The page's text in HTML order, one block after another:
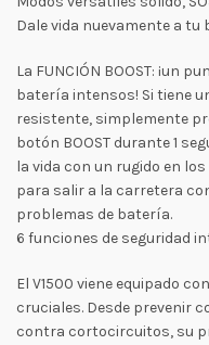
Dale vida nuevamente a tu
La FUNCIÓN BOOST: ¡un
batería intensos! Si tiene
resistente, simplemente
botón BOOST durante 1
la vida con un rugido en
para salir a la carretera
problemas de batería.
6 funciones de seguridad
El V1500 viene equipado
cruciales. Desde prevenir
contra cortocircuitos, su